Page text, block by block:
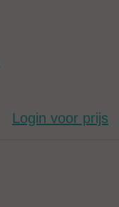
Login voor prijs